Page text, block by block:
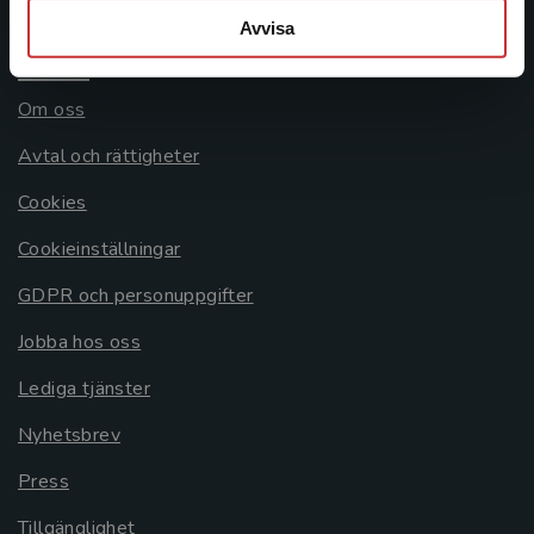
Avvisa
Allmänna länkar
Om oss
Avtal och rättigheter
Cookies
Cookieinställningar
GDPR och personuppgifter
Jobba hos oss
Lediga tjänster
Nyhetsbrev
Press
Tillgänglighet